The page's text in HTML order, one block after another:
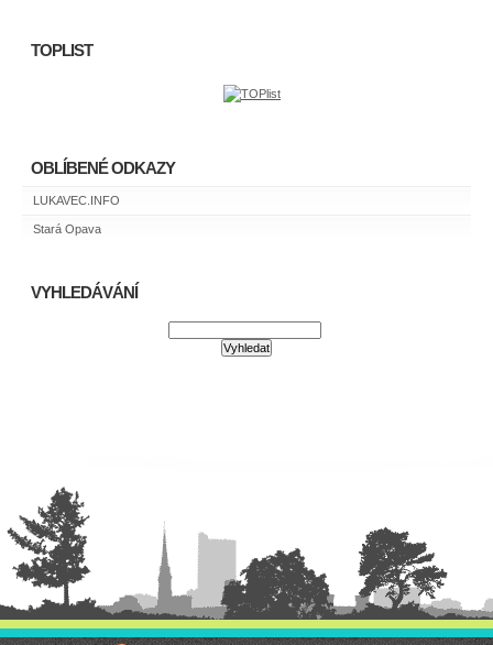
TOPLIST
OBLÍBENÉ ODKAZY
LUKAVEC.INFO
Stará Opava
VYHLEDÁVÁNÍ